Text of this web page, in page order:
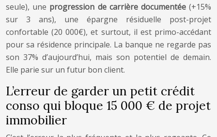
seule), une progression de carrière documentée(+15%
sur 3 ans), une épargne résiduelle post-projet
confortable (20 000€), et surtout, il est primo-accédant
pour sa résidence principale. La banque ne regarde pas
son 37% d’aujourd’hui, mais son potentiel de demain.
Elle parie sur un futur bon client.
L’erreur de garder un petit crédit
conso qui bloque 15 000 € de projet
immobilier